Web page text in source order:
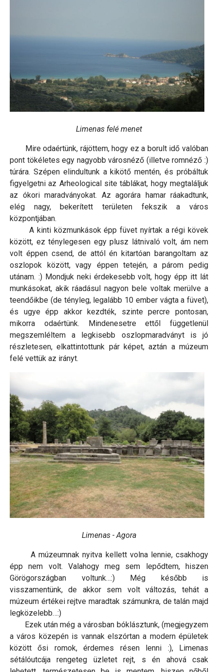
Limenas felé menet
Mire odaértünk, rájöttem, hogy ez a borult idő valóban
pont tökéletes egy nagyobb városnéző (illetve romnéző :)
túrára. Szépen elindultunk a kikötő mentén, és próbáltuk
figyelgetni az Arheological site táblákat, hogy megtaláljuk
az ókori maradványokat. Az agorára hamar ráakadtunk,
elég nagy, bekerített területen fekszik a város
központjában.
A kinti közmunkások épp füvet nyírtak a régi kövek
között, ez ténylegesen egy plusz látnivaló volt, ám nem
volt éppen csend, de attól én kitartóan barangoltam az
oszlopok között, vagy éppen tetején, a párom pedig
utánam. :) Mondjuk neki érdekesebb volt, hogy épp itt lát
munkásokat, akik ráadásul nagyon bele voltak merülve a
teendőikbe (de tényleg, legalább 10 ember vágta a füvet),
és ugye épp akkor kezdték, szinte percre pontosan,
mikorra odaértünk. Mindenesetre ettől függetlenül
megszemléltem a legkisebb oszlopmaradványt is jó
részletesen, elkattintottunk pár képet, aztán a múzeum
felé vettük az irányt.
Limenas - Agora
A múzeumnak nyitva kellett volna lennie, csakhogy
épp nem volt. Valahogy meg sem lepődtem, hiszen
Görögországban voltunk…:) Még később is
visszamentünk, de akkor sem volt változás, tehát a
múzeum értékei rejtve maradtak számunkra, de talán majd
legközelebb…:)
Ezek után még a városban bóklásztunk, (megjegyzem
a város közepén is vannak elszórtan a modern épületek
között ősi romok, érdemes résen lenni :), Limenas
sétálóutcája rengeteg üzletet rejt, s én ahová csak